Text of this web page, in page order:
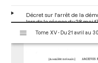
Décret sur l'arrêt de la
lors de la séance du 28 mai
biens ecclésiastiques,
s
Tome XV - Du 21 avril au